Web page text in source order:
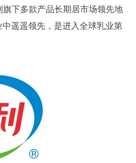
下多款产品长期居市场领先地
遥遥领先，是进入全球乳业第